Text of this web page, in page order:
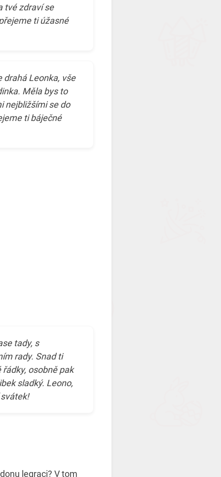
tvé zdraví se
ti úžasné
drahá Leonka, vše
Měla bys to
nejbližšími se do
ti báječné
tady, s
rady. Snad ti
osobně pak
sladký. Leono,
legraci? V tom